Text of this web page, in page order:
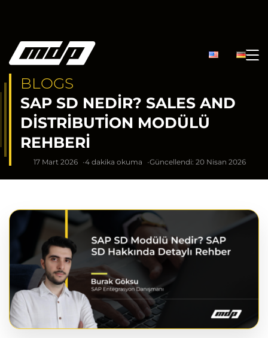
BLOGS
SAP SD NEDIR? SALES AND
DISTRIBUTION MODÜLÜ
REHBERI
17 Mart 2026 4 dakika okuma Güncellendi: 20 Nisan 2026